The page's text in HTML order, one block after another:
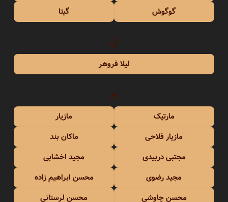
گوگوش
گیتا
ل
لیلا فروهر
م
مارتیک
مازیار
مازیار فلاحی
ماکان بند
مجتبی دربیدی
مجید اخشابی
مجید رضوی
محسن ابراهیم زاده
محسن چاوشی
محسن لرستانی